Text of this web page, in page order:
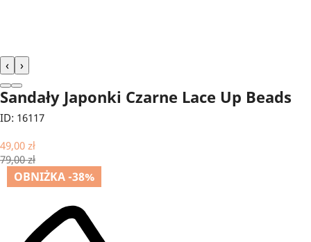
‹ ›
Sandały Japonki Czarne Lace Up Beads
ID: 16117
49,00 zł
79,00 zł
OBNIŻKA -38%